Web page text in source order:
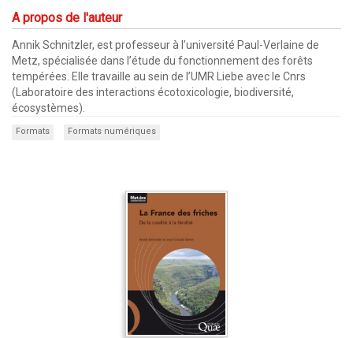
A propos de l'auteur
Annik Schnitzler, est professeur à l’université Paul-Verlaine de
Metz, spécialisée dans l’étude du fonctionnement des forêts
tempérées. Elle travaille au sein de l’UMR Liebe avec le Cnrs
(Laboratoire des interactions écotoxicologie, biodiversité,
écosystèmes).
Formats Formats numériques